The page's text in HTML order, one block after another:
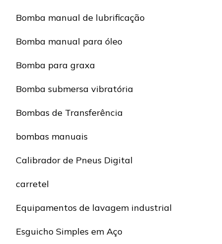
Bomba manual de lubrificação
Bomba manual para óleo
Bomba para graxa
Bomba submersa vibratória
Bombas de Transferência
bombas manuais
Calibrador de Pneus Digital
carretel
Equipamentos de lavagem industrial
Esguicho Simples em Aço